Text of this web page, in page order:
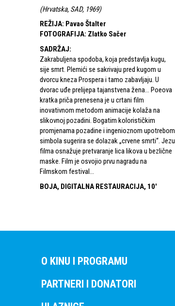
(Hrvatska, SAD, 1969)
REŽIJA: Pavao Štalter
FOTOGRAFIJA: Zlatko Sačer
SADRŽAJ:
Zakrabuljena spodoba, koja predstavlja kugu,
sije smrt. Plemići se sakrivaju pred kugom u
dvorcu kneza Prospera i tamo zabavljaju. U
dvorac uđe prelijepa tajanstvena žena… Poeova
kratka priča prenesena je u crtani film
inovativnom metodom animacije kolaža na
slikovnoj pozadini. Bogatim kolorističkim
promjenama pozadine i ingenioznom upotrebom
simbola sugerira se dolazak „crvene smrti“. Jezu
filma osnažuje pretvaranje lica likova u bezlične
maske. Film je osvojio prvu nagradu na
Filmskom festival...
BOJA, DIGITALNA RESTAURACIJA, 10'
O KINU I PROGRAMU
PARTNERI I DONATORI